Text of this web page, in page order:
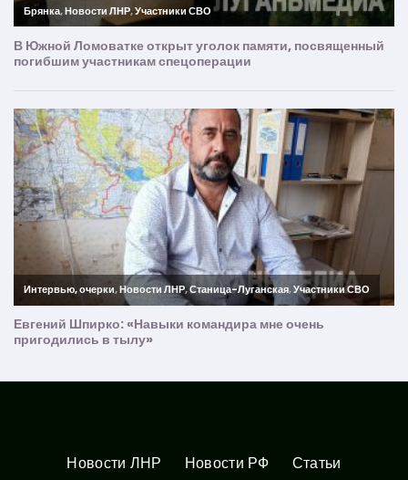
Новости ЛНР Новости РФ Статьи